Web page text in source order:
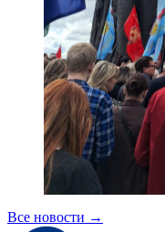
Все новости →